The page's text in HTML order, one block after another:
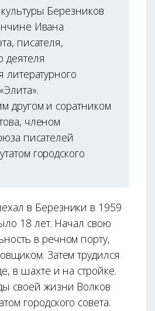
Березников
Ивана
писателя,
деятеля
литературного
другом и соратником
членом
писателей
городского
в Березники в 1959
18 лет. Начал свою
в речном порту,
Затем трудился
в шахте и на стройке.
своей жизни Волков
городского совета.